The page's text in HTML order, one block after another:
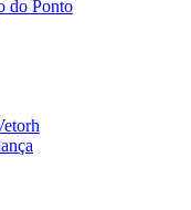
do Ponto